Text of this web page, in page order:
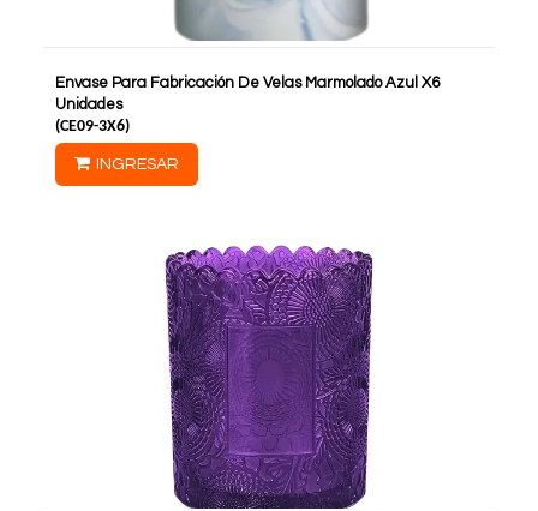
Envase Para Fabricación De Velas Marmolado Azul X6
Unidades
(CE09-3X6)
INGRESAR